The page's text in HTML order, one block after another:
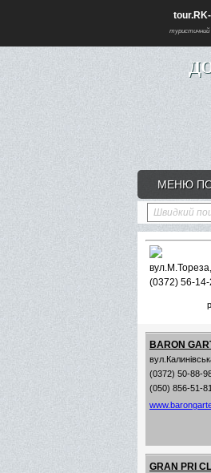
туристичний
МЕНЮ
Швидкий
(0372) 56-
BARON
(0372) 50-88-
(050) 856-51-
GRAN PRI